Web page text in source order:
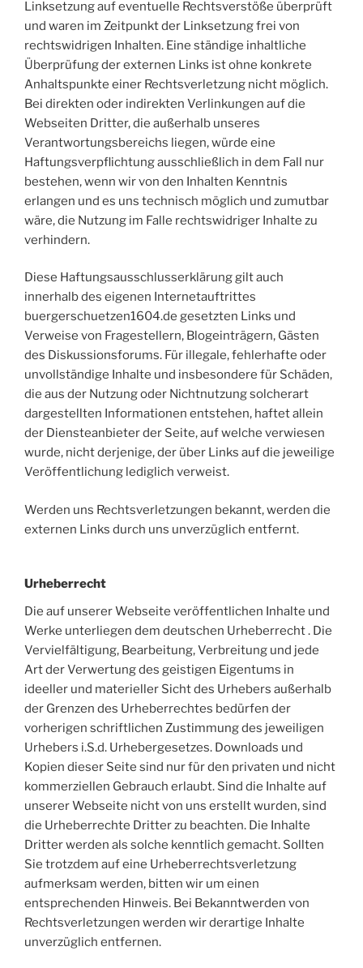
Linksetzung auf eventuelle Rechtsverstöße überprüft
und waren im Zeitpunkt der Linksetzung frei von
rechtswidrigen Inhalten. Eine ständige inhaltliche
Überprüfung der externen Links ist ohne konkrete
Anhaltspunkte einer Rechtsverletzung nicht möglich.
Bei direkten oder indirekten Verlinkungen auf die
Webseiten Dritter, die außerhalb unseres
Verantwortungsbereichs liegen, würde eine
Haftungsverpflichtung ausschließlich in dem Fall nur
bestehen, wenn wir von den Inhalten Kenntnis
erlangen und es uns technisch möglich und zumutbar
wäre, die Nutzung im Falle rechtswidriger Inhalte zu
verhindern.
Diese Haftungsausschlusserklärung gilt auch
innerhalb des eigenen Internetauftrittes
buergerschuetzen1604.de gesetzten Links und
Verweise von Fragestellern, Blogeinträgern, Gästen
des Diskussionsforums. Für illegale, fehlerhafte oder
unvollständige Inhalte und insbesondere für Schäden,
die aus der Nutzung oder Nichtnutzung solcherart
dargestellten Informationen entstehen, haftet allein
der Diensteanbieter der Seite, auf welche verwiesen
wurde, nicht derjenige, der über Links auf die jeweilige
Veröffentlichung lediglich verweist.
Werden uns Rechtsverletzungen bekannt, werden die
externen Links durch uns unverzüglich entfernt.
Urheberrecht
Die auf unserer Webseite veröffentlichen Inhalte und
Werke unterliegen dem deutschen Urheberrecht . Die
Vervielfältigung, Bearbeitung, Verbreitung und jede
Art der Verwertung des geistigen Eigentums in
ideeller und materieller Sicht des Urhebers außerhalb
der Grenzen des Urheberrechtes bedürfen der
vorherigen schriftlichen Zustimmung des jeweiligen
Urhebers i.S.d. Urhebergesetzes. Downloads und
Kopien dieser Seite sind nur für den privaten und nicht
kommerziellen Gebrauch erlaubt. Sind die Inhalte auf
unserer Webseite nicht von uns erstellt wurden, sind
die Urheberrechte Dritter zu beachten. Die Inhalte
Dritter werden als solche kenntlich gemacht. Sollten
Sie trotzdem auf eine Urheberrechtsverletzung
aufmerksam werden, bitten wir um einen
entsprechenden Hinweis. Bei Bekanntwerden von
Rechtsverletzungen werden wir derartige Inhalte
unverzüglich entfernen.